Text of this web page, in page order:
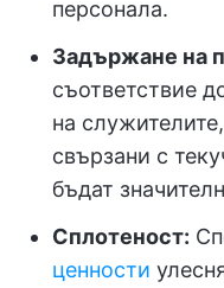
персонала.
Задържане на
съответствие
на
свързани с
бъдат
Сплотеност:
ценности